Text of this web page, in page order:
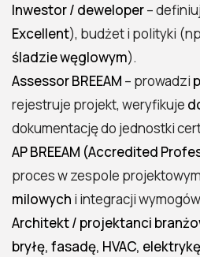
Inwestor / deweloper–
Excellent), budżet i polityki
śladzie węglowym).
Assessor BREEAM – prowadzi
rejestruje projekt, weryfikuje
dokumentację do jednostki
AP BREEAM (Accredited
proces w zespole
milowych i integracji
Architekt / projektanci
bryłę, fasadę, HVAC,